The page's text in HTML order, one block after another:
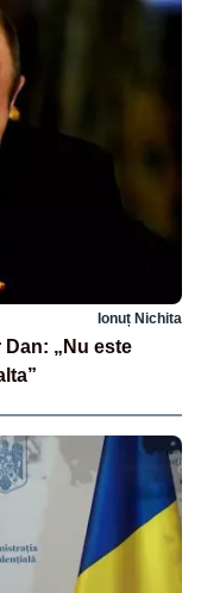
Ionuț Nichita
„Nu este